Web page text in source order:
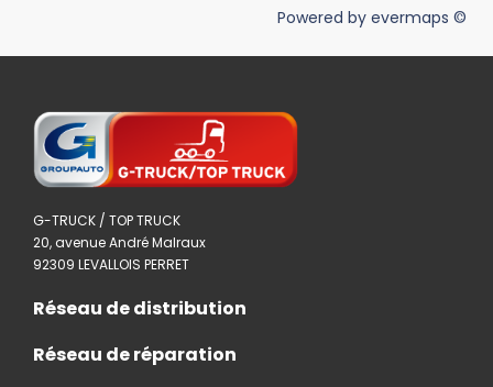
Powered by evermaps ©
G-TRUCK / TOP TRUCK
20, avenue André Malraux
92309 LEVALLOIS PERRET
Réseau de distribution
Réseau de réparation